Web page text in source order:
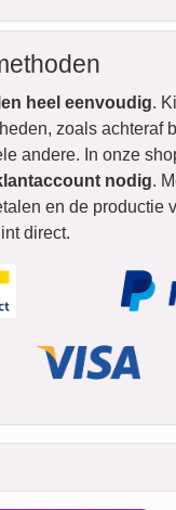
heel eenvoudig.
zoals achteraf
andere. In onze
nodig.
en de productie
direct.